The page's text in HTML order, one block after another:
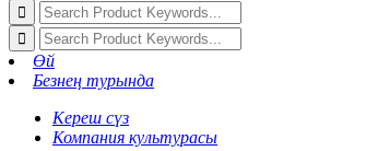
Өй
Безнең турында
Кереш сүз
Компания культурасы